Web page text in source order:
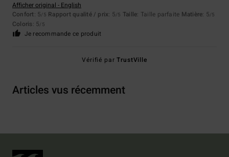
Afficher original - English
Confort: 5/5 Rapport qualité / prix: 5/5 Taille: Taille parfaite Matière: 5/5
Coloris: 5/5
Je recommande ce produit
Vérifié parTrustVille
Articles vus récemment